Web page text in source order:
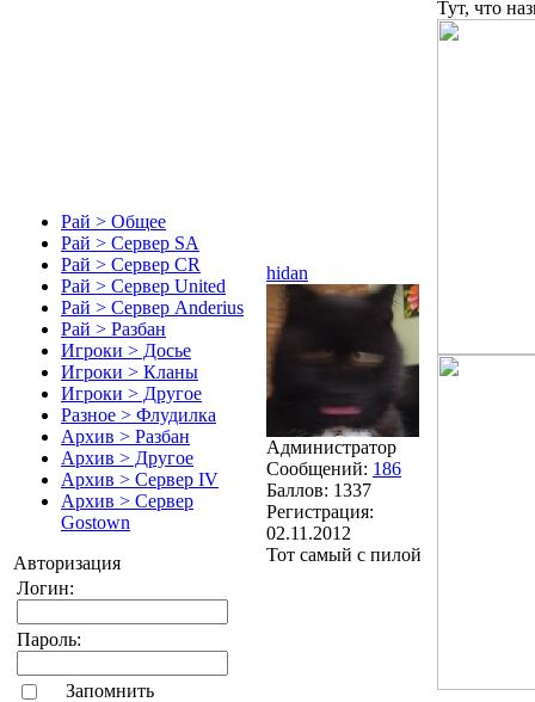
Рай > Общее
Рай > Сервер SA
Рай > Сервер CR
Рай > Сервер United
Рай > Сервер Anderius
Рай > Разбан
Игроки > Досье
Игроки > Кланы
Игроки > Другое
Разное > Флудилка
Архив > Разбан
Архив > Другое
Архив > Сервер IV
Архив > Сервер
Gostown
Авторизация
Логин:
Пароль:
Запомнить
hidan
Администратор
Сообщений: 186
Баллов: 1337
Регистрация:
02.11.2012
Тот самый с пилой
Тут, что